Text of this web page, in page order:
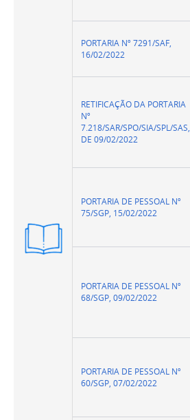
Versão
Resumida
PORTARIA Nº 7291/SAF,
16/02/2022
RETIFICAÇÃO DA PORTARIA
Nº
7.218/SAR/SPO/SIA/SPL/SAS,
DE 09/02/2022
PORTARIA DE PESSOAL Nº
75/SGP, 15/02/2022
PORTARIA DE PESSOAL Nº
68/SGP, 09/02/2022
PORTARIA DE PESSOAL Nº
60/SGP, 07/02/2022